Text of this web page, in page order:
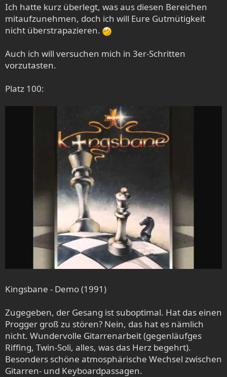
Ich hatte kurz überlegt, was aus diesen Bereichen
mitaufzunehmen, doch ich will Eure Gutmütigkeit
nicht überstrapazieren.
Auch ich will versuchen mich in 3er-Schritten
vorzutasten.
Platz 100:
Kingsbane - Demo (1991)
Zugegeben, der Gesang ist suboptimal. Hat das einen
Progger groß zu stören? Nein, das hat es nämlich
nicht. Wundervolle Gitarrenarbeit (gegenläufges
Riffing, Twin-Soli, alles, was das Herz begehrt).
Besonders schöne atmosphärische Wechsel zwischen
Gitarren- und Keyboardpassagen.